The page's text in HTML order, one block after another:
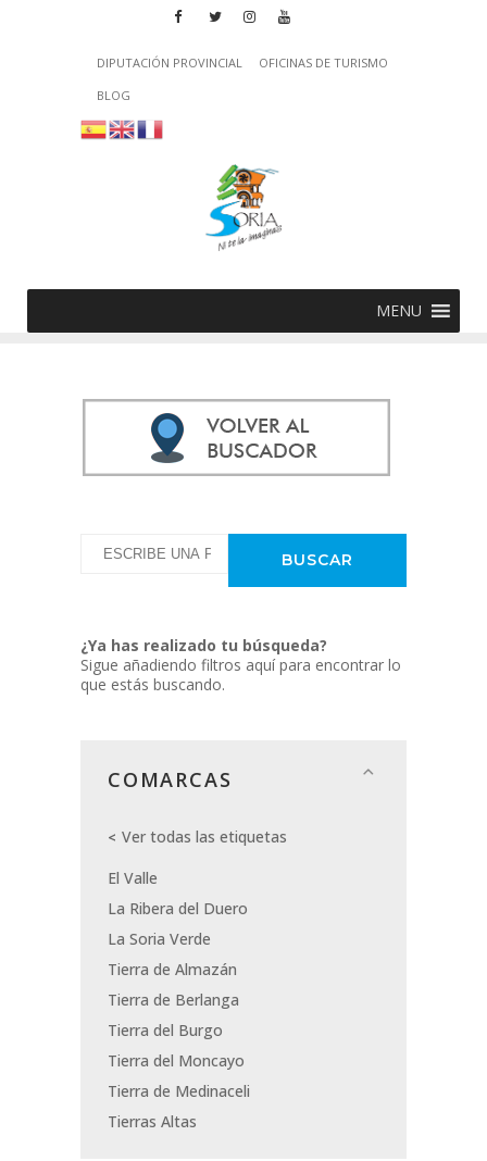
DIPUTACIÓN PROVINCIAL
OFICINAS DE TURISMO
BLOG
MENU
¿Ya has realizado tu búsqueda?
Sigue añadiendo filtros aquí para encontrar lo
que estás buscando.
COMARCAS
Ver todas las etiquetas
El Valle
La Ribera del Duero
La Soria Verde
Tierra de Almazán
Tierra de Berlanga
Tierra del Burgo
Tierra del Moncayo
Tierra de Medinaceli
Tierras Altas